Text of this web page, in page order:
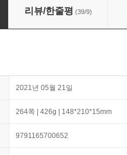
리뷰/한줄평 (39/9)
2021년 05월 21일
264쪽 | 426g | 148*210*15mm
9791165700652